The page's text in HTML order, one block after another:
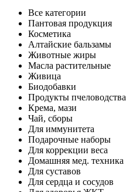
Все категории
Пантовая продукция
Косметика
Алтайские бальзамы
Животные жиры
Масла растительные
Живица
Биодобавки
Продукты пчеловодства
Крема, мази
Чай, сборы
Для иммунитета
Подарочные наборы
Для коррекции веса
Домашняя мед. техника
Для суставов
Для сердца и сосудов